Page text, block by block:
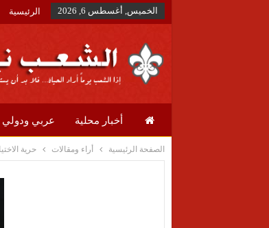
الخميس, أغسطس 6, 2026 الرئيسية
أخبار محلية عربي ودولي
الصفحة الرئيسية أراء ومقالات حرية